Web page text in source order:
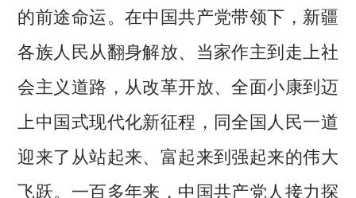
的前途命运。在中国共产党带领下，新疆
各族人民从翻身解放、当家作主到走上社
会主义道路，从改革开放、全面小康到迈
上中国式现代化新征程，同全国人民一道
迎来了从站起来、富起来到强起来的伟大
飞跃。一百多年来，中国共产党人接力探